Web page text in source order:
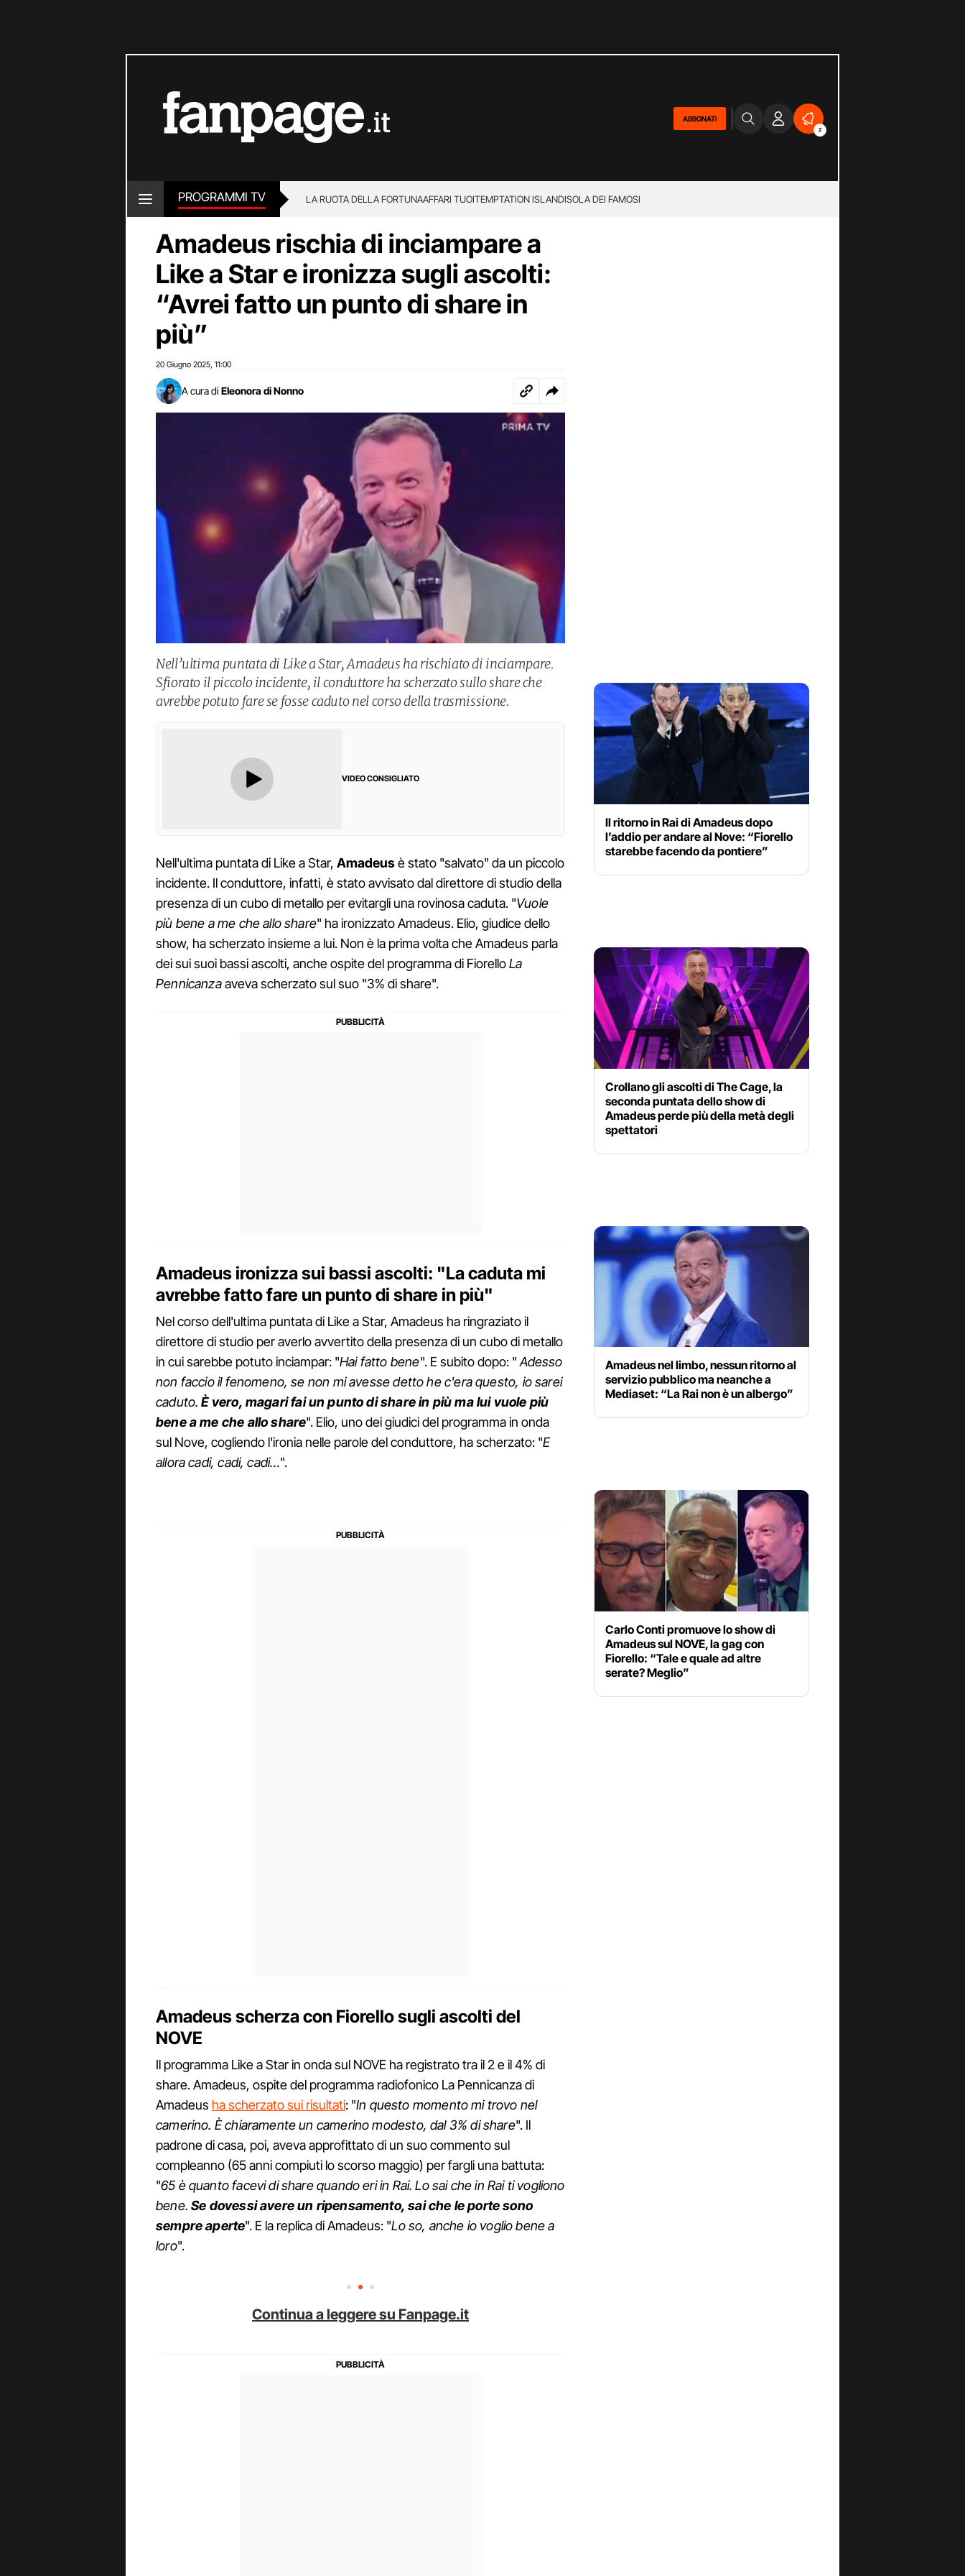
ABBONATI
2
PROGRAMMI TV LA RUOTA DELLA FORTUNAAFFARI TUOITEMPTATION ISLANDISOLA DEI FAMOSI
Amadeus rischia di inciampare a
Like a Star e ironizza sugli ascolti:
“Avrei fatto un punto di share in
più”
20 Giugno 2025 11:00
A cura di Eleonora di Nonno
Nell’ultima puntata di Like a Star, Amadeus ha rischiato di inciampare.
Sfiorato il piccolo incidente, il conduttore ha scherzato sullo share che
avrebbe potuto fare se fosse caduto nel corso della trasmissione.
VIDEO CONSIGLIATO
Nell'ultima puntata di Like a Star, Amadeusè stato "salvato" da un piccolo
incidente. Il conduttore, infatti, è stato avvisato dal direttore di studio della
presenza di un cubo di metallo per evitargli una rovinosa caduta. "Vuole
più bene a me che allo share" ha ironizzato Amadeus. Elio, giudice dello
show, ha scherzato insieme a lui. Non è la prima volta che Amadeus parla
dei sui suoi bassi ascolti, anche ospite del programma di FiorelloLa
Pennicanzaaveva scherzato sul suo "3% di share".
Amadeus ironizza sui bassi ascolti: "La caduta mi
avrebbe fatto fare un punto di share in più"
Nel corso dell'ultima puntata di Like a Star, Amadeus ha ringraziato il
direttore di studio per averlo avvertito della presenza di un cubo di metallo
in cui sarebbe potuto inciampar: "Hai fatto bene". E subito dopo: "Adesso
non faccio il fenomeno, se non mi avesse detto he c'era questo, io sarei
caduto. È vero, magari fai un punto di share in più ma lui vuole più
bene a me che allo share". Elio, uno dei giudici del programma in onda
sul Nove, cogliendo l'ironia nelle parole del conduttore, ha scherzato: "E
allora cadi, cadi, cadi…".
Amadeus scherza con Fiorello sugli ascolti del
NOVE
Il programma Like a Star in onda sul NOVE ha registrato tra il 2 e il 4% di
share. Amadeus, ospite del programma radiofonico La Pennicanza di
Amadeus ha scherzato sui risultati: "In questo momento mi trovo nel
camerino. È chiaramente un camerino modesto, dal 3% di share". Il
padrone di casa, poi, aveva approfittato di un suo commento sul
compleanno (65 anni compiuti lo scorso maggio) per fargli una battuta:
"65 è quanto facevi di share quando eri in Rai. Lo sai che in Rai ti vogliono
bene.Se dovessi avere un ripensamento, sai che le porte sono
sempre aperte". E la replica di Amadeus: "Lo so, anche io voglio bene a
loro".
Continua a leggere su Fanpage.it
Il ritorno in Rai di Amadeus dopo
l’addio per andare al Nove: “Fiorello
starebbe facendo da pontiere”
Crollano gli ascolti di The Cage, la
seconda puntata dello show di
Amadeus perde più della metà degli
spettatori
Amadeus nel limbo, nessun ritorno al
servizio pubblico ma neanche a
Mediaset: “La Rai non è un albergo”
Carlo Conti promuove lo show di
Amadeus sul NOVE, la gag con
Fiorello: “Tale e quale ad altre
serate? Meglio”